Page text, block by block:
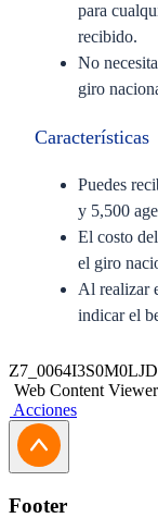
para
recibido.
No
giro
Características
Puedes
y 5,500
El costo
el giro
Al realizar
indicar el
Para emitir o
Web Content Viewer
Acciones
Footer